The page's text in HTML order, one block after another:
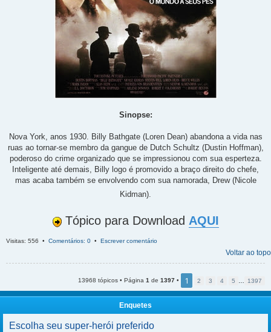
Sinopse:
Nova York, anos 1930. Billy Bathgate (Loren Dean) abandona a vida nas
ruas ao tornar-se membro da gangue de Dutch Schultz (Dustin Hoffman),
poderoso do crime organizado que se impressionou com sua esperteza.
Inteligente até demais, Billy logo é promovido a braço direito do chefe,
mas acaba também se envolvendo com sua namorada, Drew (Nicole
Kidman).
Tópico para Download AQUI
Visitas: 556 • Comentários: 0 • Escrever comentário
Voltar ao topo
13968 tópicos • Página 1 de 1397 • 1 2 3 4 5 1397
Enquetes
Escolha seu super-herói preferido